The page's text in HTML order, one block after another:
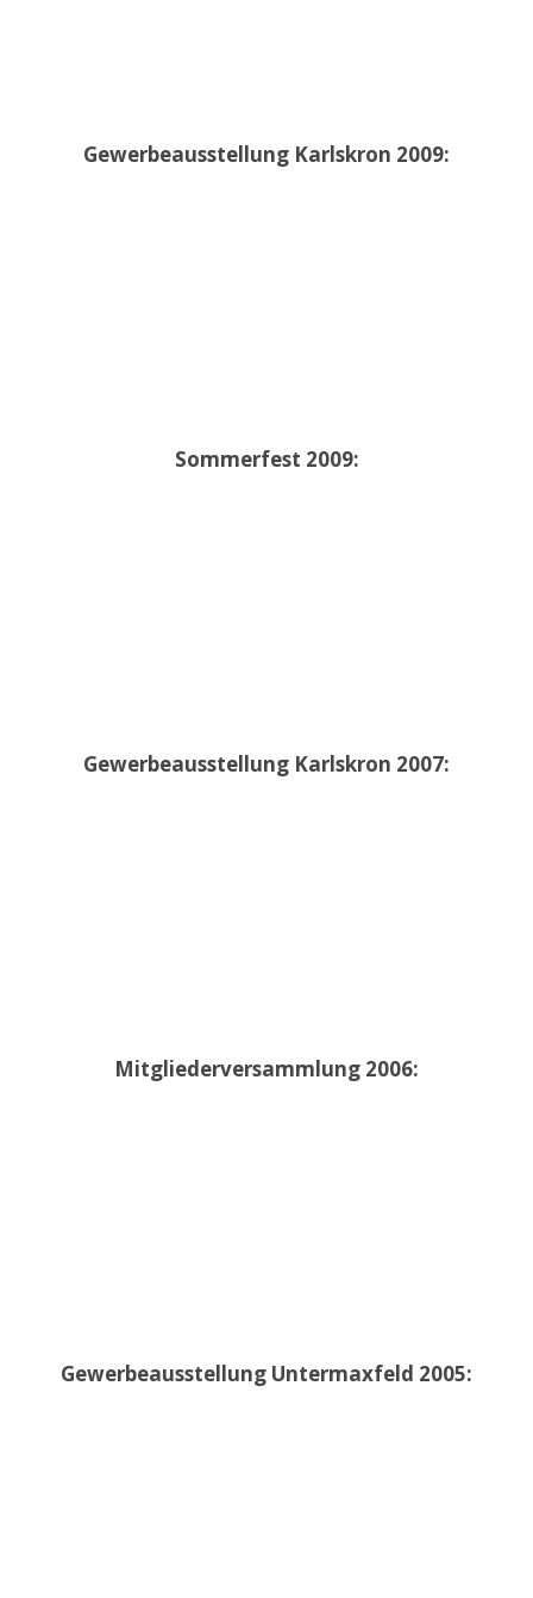
Gewerbeausstellung Karlskron 2009:
Sommerfest 2009:
Gewerbeausstellung Karlskron 2007:
Mitgliederversammlung 2006:
Gewerbeausstellung Untermaxfeld 2005: